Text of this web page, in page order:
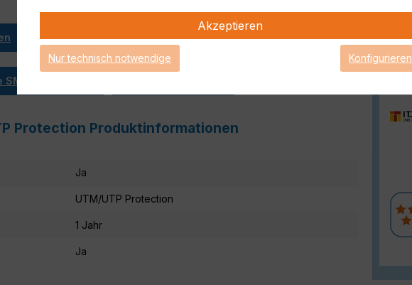
SMB Sizing Guide
Protection Produktinformationen
Ja
UTM/UTP Protection
1 Jahr
Ja
Akzeptieren
Nur technisch notwendige Konfigurieren